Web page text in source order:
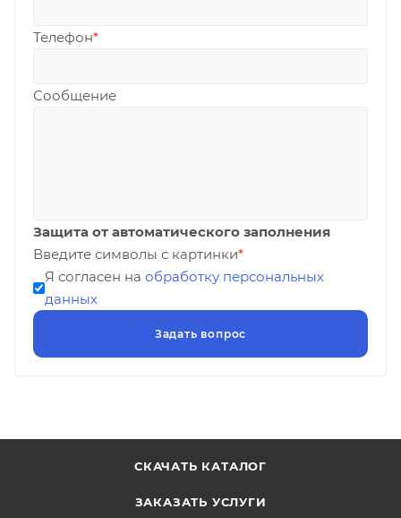
Телефон*
Сообщение
Защита от автоматического заполнения
Введите символы с картинки*
Я согласен на обработку персональных
данных
СКАЧАТЬ КАТАЛОГ
ЗАКАЗАТЬ УСЛУГИ